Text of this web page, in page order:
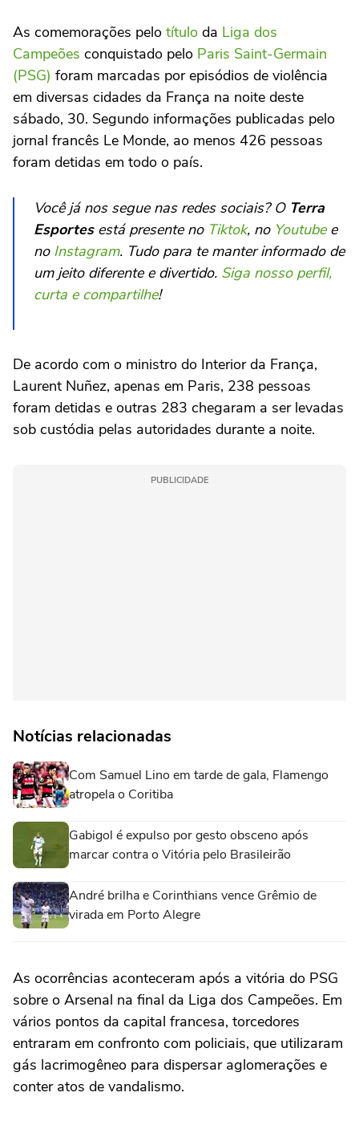
As comemorações pelo título da Liga dos
Campeões conquistado pelo Paris Saint-Germain
(PSG) foram marcadas por episódios de violência
em diversas cidades da França na noite deste
sábado, 30. Segundo informações publicadas pelo
jornal francês Le Monde, ao menos 426 pessoas
foram detidas em todo o país.
Você já nos segue nas redes sociais? O Terra
Esportesestá presente no Tiktok, no Youtubee
no Instagram. Tudo para te manter informado de
um jeito diferente e divertido. Siga nosso perfil,
curta e compartilhe!
De acordo com o ministro do Interior da França,
Laurent Nuñez, apenas em Paris, 238 pessoas
foram detidas e outras 283 chegaram a ser levadas
sob custódia pelas autoridades durante a noite.
PUBLICIDADE
Notícias relacionadas
Com Samuel Lino em tarde de gala, Flamengo
atropela o Coritiba
Gabigol é expulso por gesto obsceno após
marcar contra o Vitória pelo Brasileirão
André brilha e Corinthians vence Grêmio de
virada em Porto Alegre
As ocorrências aconteceram após a vitória do PSG
sobre o Arsenal na final da Liga dos Campeões. Em
vários pontos da capital francesa, torcedores
entraram em confronto com policiais, que utilizaram
gás lacrimogêneo para dispersar aglomerações e
conter atos de vandalismo.